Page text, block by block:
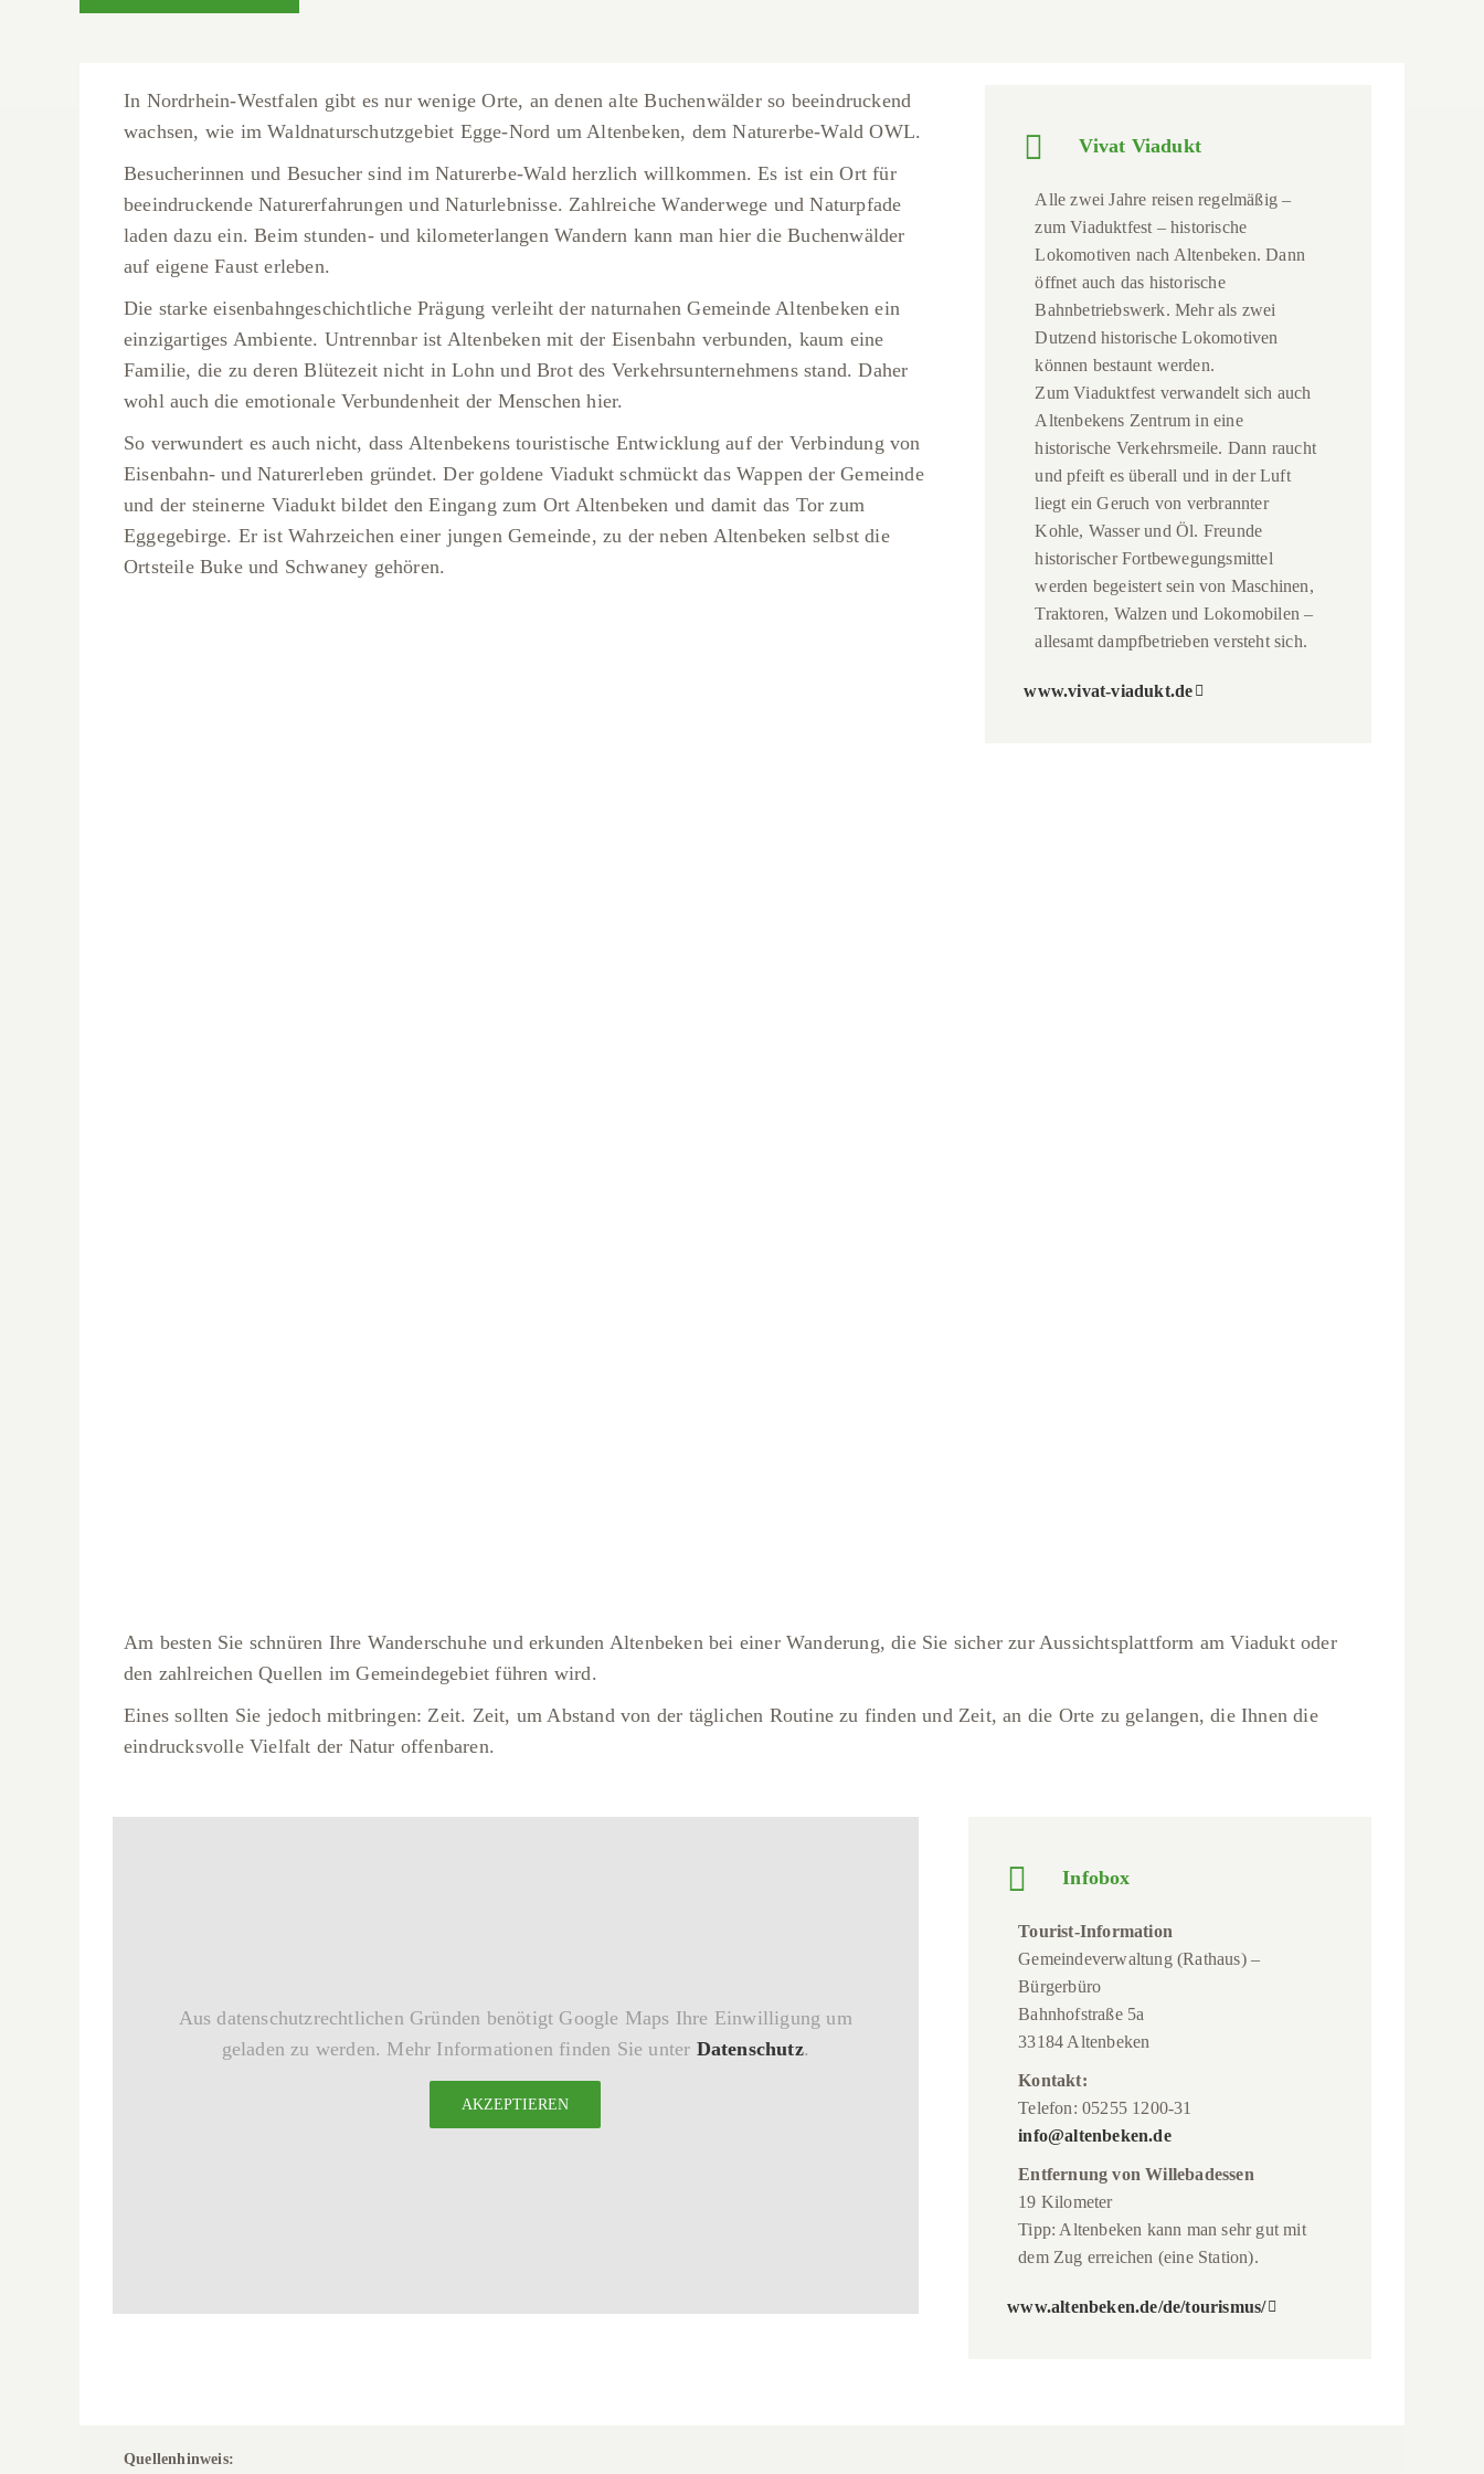
In Nordrhein-Westfalen gibt es nur wenige Orte, an denen alte Buchenwälder so beeindruckend
wachsen, wie im Waldnaturschutzgebiet Egge-Nord um Altenbeken, dem Naturerbe-Wald OWL.
Besucherinnen und Besucher sind im Naturerbe-Wald herzlich willkommen. Es ist ein Ort für
beeindruckende Naturerfahrungen und Naturlebnisse. Zahlreiche Wanderwege und Naturpfade
laden dazu ein. Beim stunden- und kilometerlangen Wandern kann man hier die Buchenwälder
auf eigene Faust erleben.
Die starke eisenbahngeschichtliche Prägung verleiht der naturnahen Gemeinde Altenbeken ein
einzigartiges Ambiente. Untrennbar ist Altenbeken mit der Eisenbahn verbunden, kaum eine
Familie, die zu deren Blütezeit nicht in Lohn und Brot des Verkehrsunternehmens stand. Daher
wohl auch die emotionale Verbundenheit der Menschen hier.
So verwundert es auch nicht, dass Altenbekens touristische Entwicklung auf der Verbindung von
Eisenbahn- und Naturerleben gründet. Der goldene Viadukt schmückt das Wappen der Gemeinde
und der steinerne Viadukt bildet den Eingang zum Ort Altenbeken und damit das Tor zum
Eggegebirge. Er ist Wahrzeichen einer jungen Gemeinde, zu der neben Altenbeken selbst die
Ortsteile Buke und Schwaney gehören.
Vivat Viadukt
Alle zwei Jahre reisen regelmäßig –
zum Viaduktfest – historische
Lokomotiven nach Altenbeken. Dann
öffnet auch das historische
Bahnbetriebswerk. Mehr als zwei
Dutzend historische Lokomotiven
können bestaunt werden.
Zum Viaduktfest verwandelt sich auch
Altenbekens Zentrum in eine
historische Verkehrsmeile. Dann raucht
und pfeift es überall und in der Luft
liegt ein Geruch von verbrannter
Kohle, Wasser und Öl. Freunde
historischer Fortbewegungsmittel
werden begeistert sein von Maschinen,
Traktoren, Walzen und Lokomobilen –
allesamt dampfbetrieben versteht sich.
www.vivat-viadukt.de
Am besten Sie schnüren Ihre Wanderschuhe und erkunden Altenbeken bei einer Wanderung, die Sie sicher zur Aussichtsplattform am Viadukt oder
den zahlreichen Quellen im Gemeindegebiet führen wird.
Eines sollten Sie jedoch mitbringen: Zeit. Zeit, um Abstand von der täglichen Routine zu finden und Zeit, an die Orte zu gelangen, die Ihnen die
eindrucksvolle Vielfalt der Natur offenbaren.
Aus datenschutzrechtlichen Gründen benötigt Google Maps Ihre Einwilligung um
geladen zu werden. Mehr Informationen finden Sie unter Datenschutz.
AKZEPTIEREN
Infobox
Tourist-Information
Gemeindeverwaltung (Rathaus) –
Bürgerbüro
Bahnhofstraße 5a
33184 Altenbeken
Kontakt:
Telefon: 05255 1200-31
info@altenbeken.de
Entfernung von Willebadessen
19 Kilometer
Tipp: Altenbeken kann man sehr gut mit
dem Zug erreichen (eine Station).
www.altenbeken.de/de/tourismus/
Quellenhinweis: